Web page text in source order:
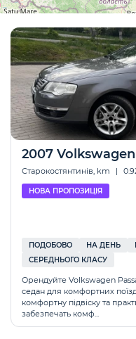
2007
Старокостянтинів, km |
НОВА ПРОПОЗИЦІЯ
ПОДОБОВО НА ДЕНЬ
СЕРЕДНЬОГО КЛАСУ
Орендуйте Volkswagen
седан для комфортних
комфортну підвіску та
забезпечать комф...